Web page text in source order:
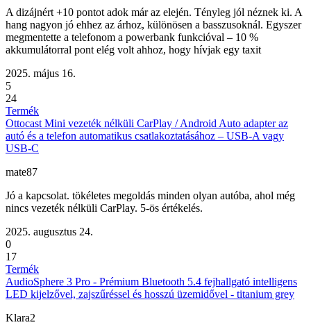
A dizájnért +10 pontot adok már az elején. Tényleg jól néznek ki. A
hang nagyon jó ehhez az árhoz, különösen a basszusoknál. Egyszer
megmentette a telefonom a powerbank funkcióval – 10 %
akkumulátorral pont elég volt ahhoz, hogy hívjak egy taxit
2025. május 16.
5
24
Termék
Ottocast Mini vezeték nélküli CarPlay / Android Auto adapter az
autó és a telefon automatikus csatlakoztatásához – USB-A vagy
USB-C
mate87
Jó a kapcsolat. tökéletes megoldás minden olyan autóba, ahol még
nincs vezeték nélküli CarPlay. 5-ös értékelés.
2025. augusztus 24.
0
17
Termék
AudioSphere 3 Pro - Prémium Bluetooth 5.4 fejhallgató intelligens
LED kijelzővel, zajszűréssel és hosszú üzemidővel - titanium grey
Klara2